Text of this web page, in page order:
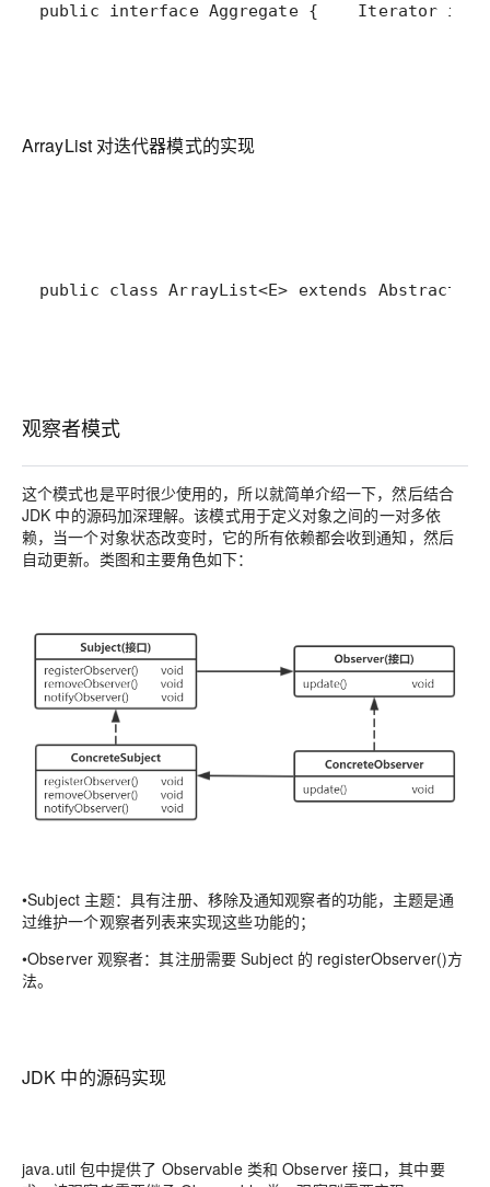
public interface Aggregate {    Iterator
ArrayList 对迭代器模式的实现
public class ArrayList<E> extends
观察者模式
这个模式也是平时很少使用的，所以就简单介绍一下，然后结合
JDK 中的源码加深理解。该模式用于定义对象之间的一对多依
赖，当一个对象状态改变时，它的所有依赖都会收到通知，然后
自动更新。类图和主要角色如下：
•Subject 主题：具有注册、移除及通知观察者的功能，主题是通
过维护一个观察者列表来实现这些功能的；
•Observer 观察者：其注册需要 Subject 的 registerObserver()方
法。
JDK 中的源码实现
java.util 包中提供了 Observable 类和 Observer 接口，其中要